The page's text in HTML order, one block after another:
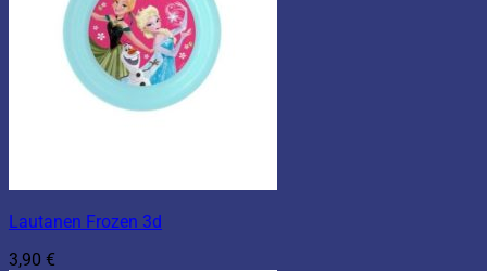
Lautanen Frozen 3d
3,90 €